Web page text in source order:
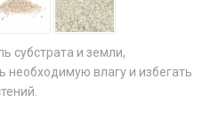
субстрата и земли,
влагу и избегать